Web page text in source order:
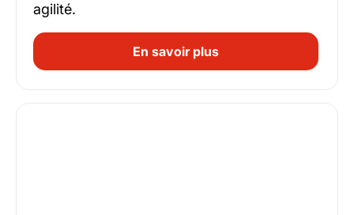
agilité.
En savoir plus